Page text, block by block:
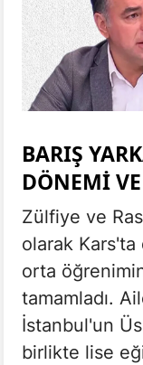
BARIŞ
DÖNEMI
Zülfiye ve
olarak Kars'ta
orta
tamamladı.
İstanbul'un
birlikte lise